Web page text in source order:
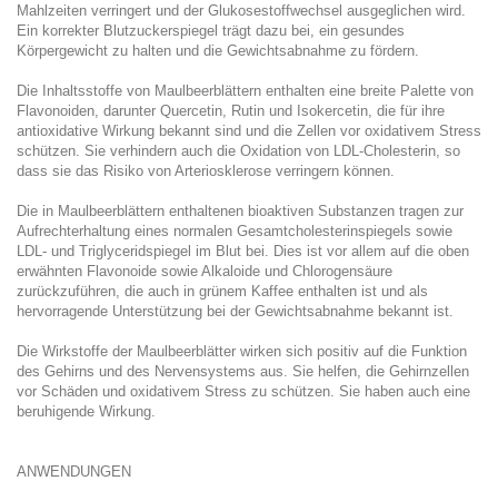
Mahlzeiten verringert und der Glukosestoffwechsel ausgeglichen wird.
Ein korrekter Blutzuckerspiegel trägt dazu bei, ein gesundes
Körpergewicht zu halten und die Gewichtsabnahme zu fördern.
Die Inhaltsstoffe von Maulbeerblättern enthalten eine breite Palette von
Flavonoiden, darunter Quercetin, Rutin und Isokercetin, die für ihre
antioxidative Wirkung bekannt sind und die Zellen vor oxidativem Stress
schützen. Sie verhindern auch die Oxidation von LDL-Cholesterin, so
dass sie das Risiko von Arteriosklerose verringern können.
Die in Maulbeerblättern enthaltenen bioaktiven Substanzen tragen zur
Aufrechterhaltung eines normalen Gesamtcholesterinspiegels sowie
LDL- und Triglyceridspiegel im Blut bei. Dies ist vor allem auf die oben
erwähnten Flavonoide sowie Alkaloide und Chlorogensäure
zurückzuführen, die auch in grünem Kaffee enthalten ist und als
hervorragende Unterstützung bei der Gewichtsabnahme bekannt ist.
Die Wirkstoffe der Maulbeerblätter wirken sich positiv auf die Funktion
des Gehirns und des Nervensystems aus. Sie helfen, die Gehirnzellen
vor Schäden und oxidativem Stress zu schützen. Sie haben auch eine
beruhigende Wirkung.
ANWENDUNGEN